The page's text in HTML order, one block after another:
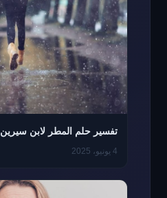
تفسير حلم المطر لابن سيرين
4 يونيو، 2025